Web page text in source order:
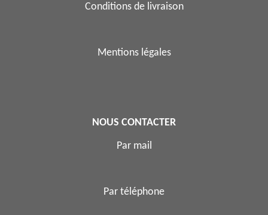
Conditions de livraison
Mentions légales
NOUS CONTACTER
Par mail
Par téléphone